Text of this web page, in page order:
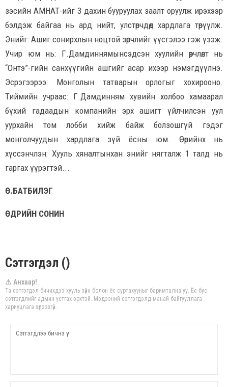
зэсийн АМНАТ-ийг 3 дахин бууруулах заалт оруулж ирэхээр
бэлдэж байгаа нь ард нийт, улстөрчдөд хардлага төрүүлж.
Энийг: Ашиг сонирхлын ноцтой зөрчлийг үүсгэлээ гэж үзэж.
Учир юм нь: Г.Дамдиннямынсэдсэн хуулийн өөрчлөлт нь
“Онтэ”-гийн санхүүгийн ашгийг асар ихээр нэмэгдүүлнэ.
Эсрэгээрээ: Монголын татварын орлогыг хохирооно.
Тиймийн учраас: Г.Дамдинням хувийн холбоо хамаарал
бүхий гадаадын компанийн эрх ашигт үйлчилсэн уул
уурхайн том лобби хийж байж болзошгүй гэдэг
монголчуудын хардлага зүй ёсны юм. Өөрийнх нь
хүссэнчлэн: Хууль хяналтынхан энийг нягталж 1 талд нь
гаргах үүрэгтэй...
Ө.БАТБИЛЭГ
ӨДРИЙН СОНИН
Сэтгэгдэл ()
⚠ Анхаар!
Та сэтгэгдэл бичихдээ хууль зүйн болон ёс суртахууныг баримтална уу. Ёс бус
сэтгэгдлийг админ устгах эрхтэй. Мэдээний сэтгэгдэлд манай байгууллага
хариуцлага хүлээхгүй.